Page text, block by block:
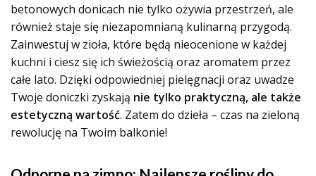
betonowych donicach nie tylko ożywia przestrzeń, ale
również staje się niezapomnianą kulinarną przygodą.
Zainwestuj w zioła, które będą nieocenione w każdej
kuchni i ciesz się ich świeżością oraz aromatem przez
całe lato. Dzięki odpowiedniej pielęgnacji oraz uwadze
Twoje doniczki zyskają nie tylko praktyczną, ale także
estetyczną wartość. Zatem do dzieła – czas na zieloną
rewolucję na Twoim balkonie!